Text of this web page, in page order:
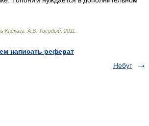
Кавказа А.В. Твердый 2011
написать реферат
Небуг